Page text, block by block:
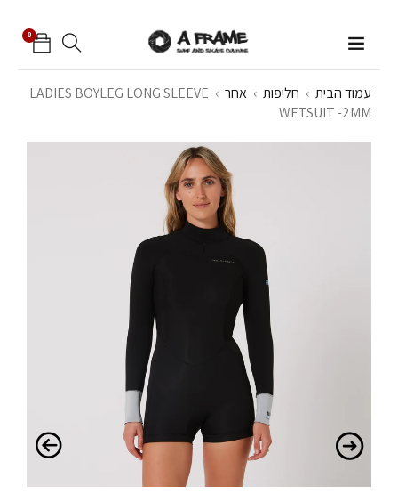
0
עמוד הבית › חליפות › אחר ›
LADIES BOYLEG LONG SLEEVE
WETSUIT -2MM